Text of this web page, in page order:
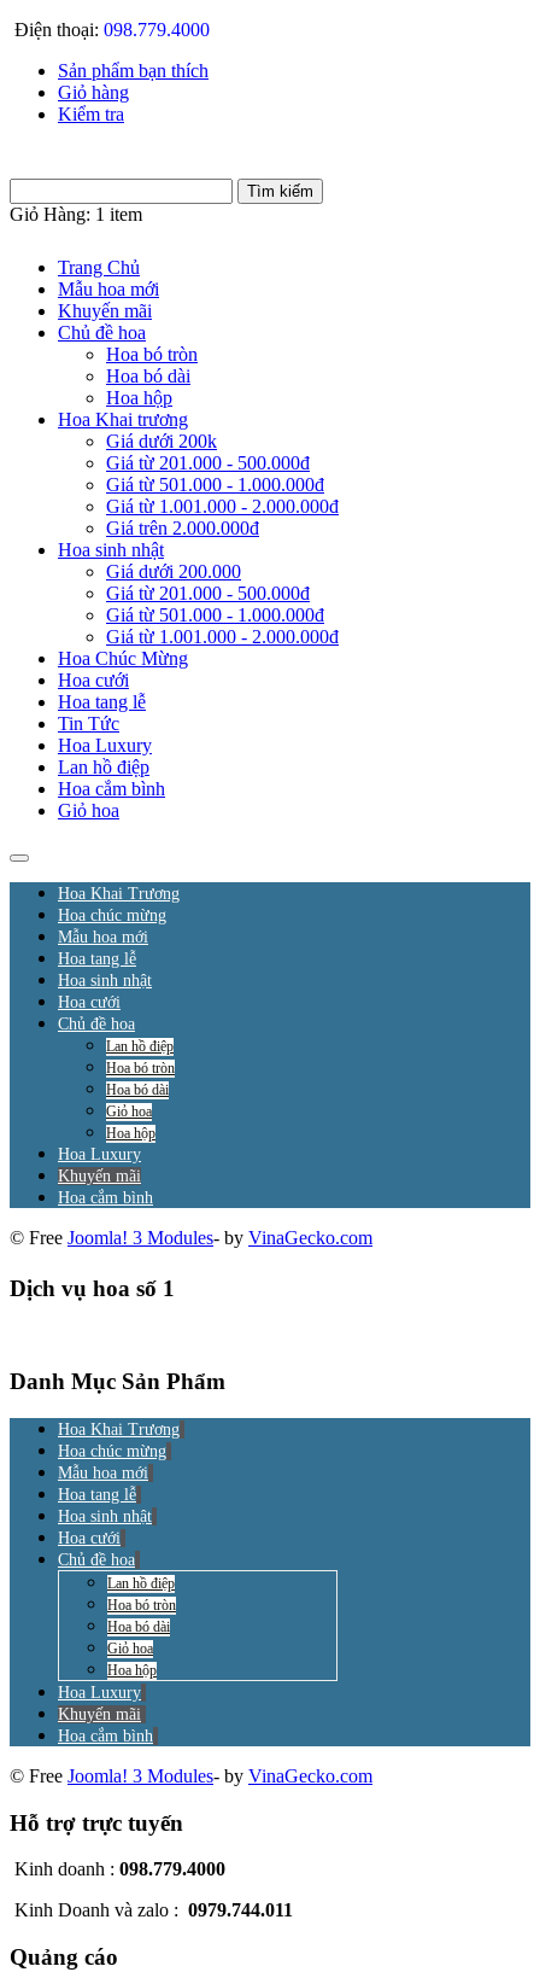
Điện thoại: 098.779.4000
Sản phẩm bạn thích
Giỏ hàng
Kiểm tra
Giỏ Hàng: 1 item
Trang Chủ
Mẫu hoa mới
Khuyến mãi
Chủ đề hoa
Hoa bó tròn
Hoa bó dài
Hoa hộp
Hoa Khai trương
Giá dưới 200k
Giá từ 201.000 - 500.000đ
Giá từ 501.000 - 1.000.000đ
Giá từ 1.001.000 - 2.000.000đ
Giá trên 2.000.000đ
Hoa sinh nhật
Giá dưới 200.000
Giá từ 201.000 - 500.000đ
Giá từ 501.000 - 1.000.000đ
Giá từ 1.001.000 - 2.000.000đ
Hoa Chúc Mừng
Hoa cưới
Hoa tang lễ
Tin Tức
Hoa Luxury
Lan hồ điệp
Hoa cắm bình
Giỏ hoa
Hoa Khai Trương
Hoa chúc mừng
Mẫu hoa mới
Hoa tang lễ
Hoa sinh nhật
Hoa cưới
Chủ đề hoa
Lan hồ điệp
Hoa bó tròn
Hoa bó dài
Giỏ hoa
Hoa hộp
Hoa Luxury
Khuyến mãi
Hoa cắm bình
© Free Joomla! 3 Modules- by VinaGecko.com
Dịch vụ hoa số 1
Danh Mục Sản Phẩm
Hoa Khai Trương
Hoa chúc mừng
Mẫu hoa mới
Hoa tang lễ
Hoa sinh nhật
Hoa cưới
Chủ đề hoa
Lan hồ điệp
Hoa bó tròn
Hoa bó dài
Giỏ hoa
Hoa hộp
Hoa Luxury
Khuyến mãi
Hoa cắm bình
© Free Joomla! 3 Modules- by VinaGecko.com
Hỗ trợ trực tuyến
Kinh doanh : 098.779.4000
Kinh Doanh và zalo : 0979.744.011
Quảng cáo